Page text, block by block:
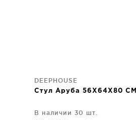
DEEPHOUSE
Стул Аруба 56X64X80 CM
В наличии 30 шт.